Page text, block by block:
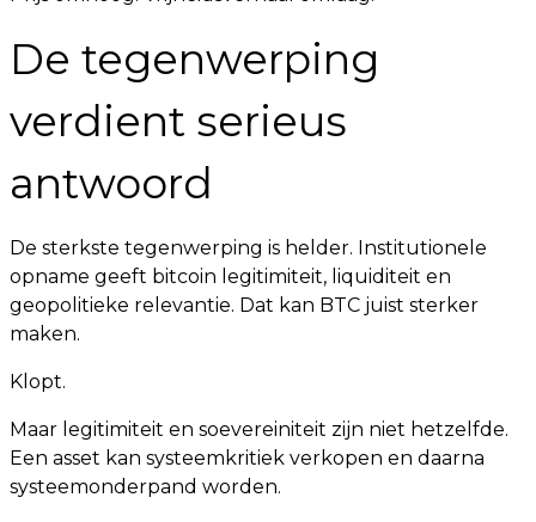
De tegenwerping
verdient serieus
antwoord
De sterkste tegenwerping is helder. Institutionele
opname geeft bitcoin legitimiteit, liquiditeit en
geopolitieke relevantie. Dat kan BTC juist sterker
maken.
Klopt.
Maar legitimiteit en soevereiniteit zijn niet hetzelfde.
Een asset kan systeemkritiek verkopen en daarna
systeemonderpand worden.